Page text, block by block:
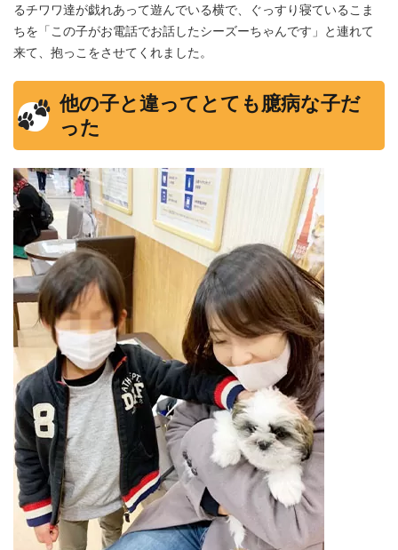
るチワワ達が戯れあって遊んでいる横で、ぐっすり寝ているこま
ちを「この子がお電話でお話したシーズーちゃんです」と連れて
来て、抱っこをさせてくれました。
他の子と違ってとても臆病な子だ
った